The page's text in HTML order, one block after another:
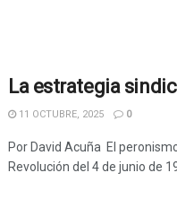
La estrategia
11 OCTUBRE, 2025 0
Por David Acuña El
Revolución del 4 de junio de